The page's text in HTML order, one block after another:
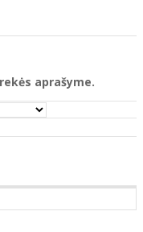
aprašyme.